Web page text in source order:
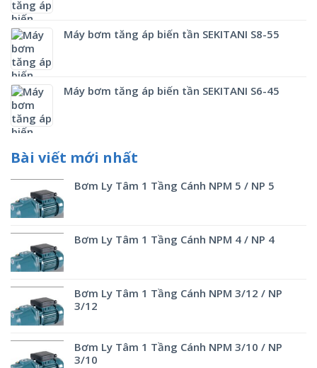
Máy bơm tăng áp biến tần SEKITANI S8-55
Máy bơm tăng áp biến tần SEKITANI S6-45
Bài viết mới nhất
Bơm Ly Tâm 1 Tầng Cánh NPM 5 / NP 5
Bơm Ly Tâm 1 Tầng Cánh NPM 4 / NP 4
Bơm Ly Tâm 1 Tầng Cánh NPM 3/12 / NP
3/12
Bơm Ly Tâm 1 Tầng Cánh NPM 3/10 / NP
3/10